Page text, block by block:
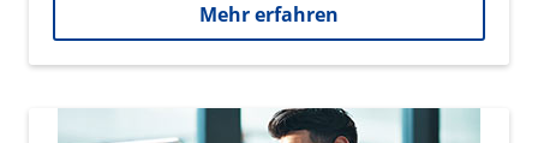
Mehr erfahren